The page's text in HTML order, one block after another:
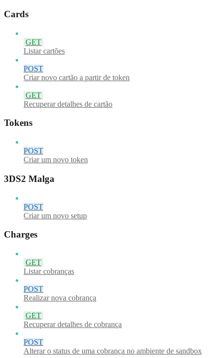
Cards
GET
Listar cartões
POST
Criar novo cartão a partir de token
GET
Recuperar detalhes de cartão
Tokens
POST
Criar um novo token
3DS2 Malga
POST
Criar um novo setup
Charges
GET
Listar cobranças
POST
Realizar nova cobrança
GET
Recuperar detalhes de cobrança
POST
Alterar o status de uma cobrança no ambiente de sandbox